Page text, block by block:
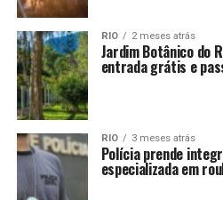
RIO 2 meses atrás
Jardim Botânico do
entrada grátis e
RIO 3 meses atrás
Polícia prende
especializada em